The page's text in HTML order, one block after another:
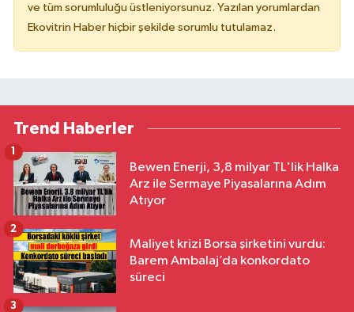
ve tüm sorumluluğu üstleniyorsunuz. Yazılan yorumlardan
Ekovitrin Haber hiçbir şekilde sorumlu tutulamaz.
Trend Haberler
Bewen Enerji, 3,8 milyar TL'lik Halka
Arz ile Sermaye Piyasalarına Adım
Atıyor
1
Maliyet krizi Borsa şirketini vurdu:
Barem Ambalaj’da konkordato
süreci
2
3